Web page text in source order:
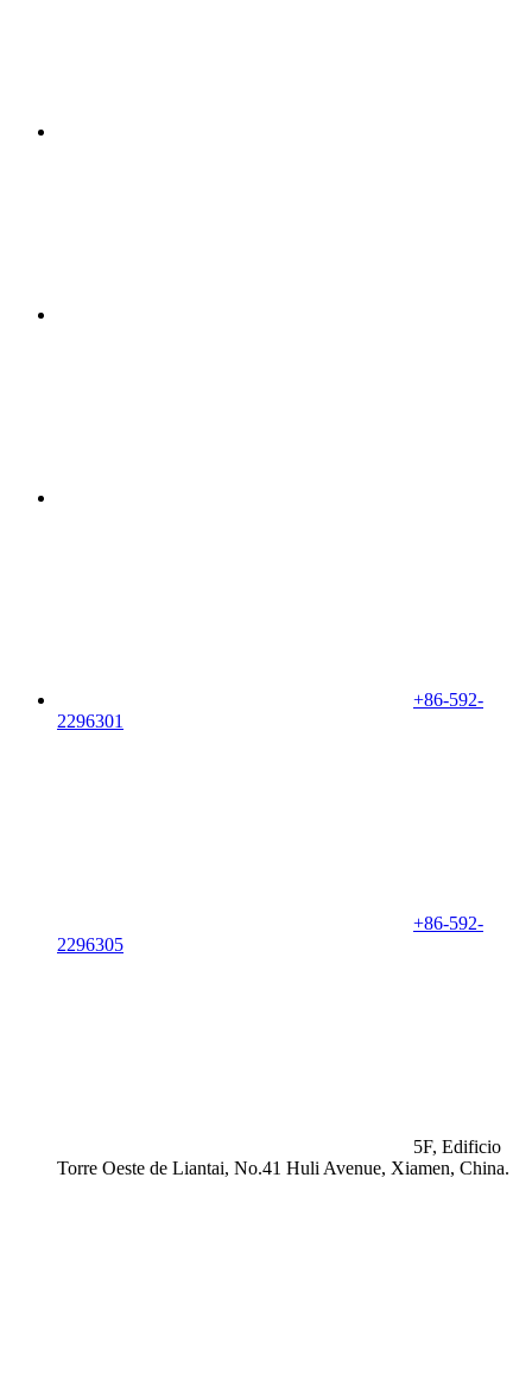
+86-592-
2296301
+86-592-
2296305
5F, Edificio
Torre Oeste de Liantai, No.41 Huli Avenue, Xiamen, China.